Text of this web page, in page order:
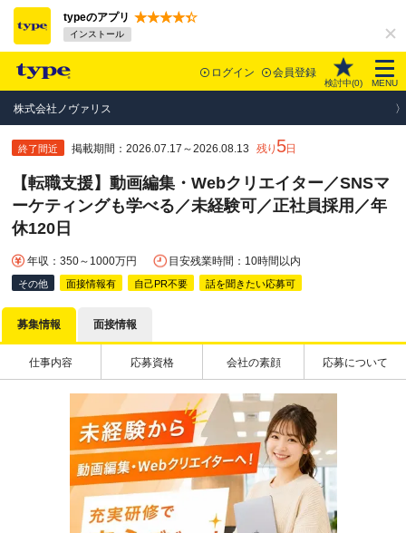
typeのアプリ
インストール
ログイン 会員登録
検討中(0) MENU
株式会社ノヴァリス
終了間近 掲載期間：2026.07.17～2026.08.13 残り 5日
【転職支援】動画編集・Webクリエイター／SNSマ
ーケティングも学べる／未経験可／正社員採用／年
休120日
年収：350～1000万円 目安残業時間：10時間以内
その他 面接情報有 自己PR不要 話を聞きたい応募可
募集情報 面接情報
仕事内容 応募資格 会社の素顔 応募について